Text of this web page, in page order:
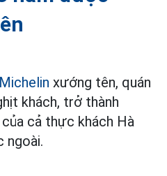
Michelin xướng tên, quán
khách, trở thành
cả thực khách Hà
ngoài.